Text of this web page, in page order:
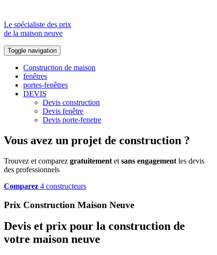
Le spécialiste des prix
de la maison neuve
Toggle navigation
Construction de maison
fenêtres
portes-fenêtres
DEVIS
Devis construction
Devis fenêtre
Devis porte-fenetre
Vous avez un projet de construction ?
Trouvez et comparez gratuitement et sans engagement les devis
des professionnels
Comparez 4 constructeurs
Prix Construction Maison Neuve
Devis et prix pour la construction de
votre maison neuve